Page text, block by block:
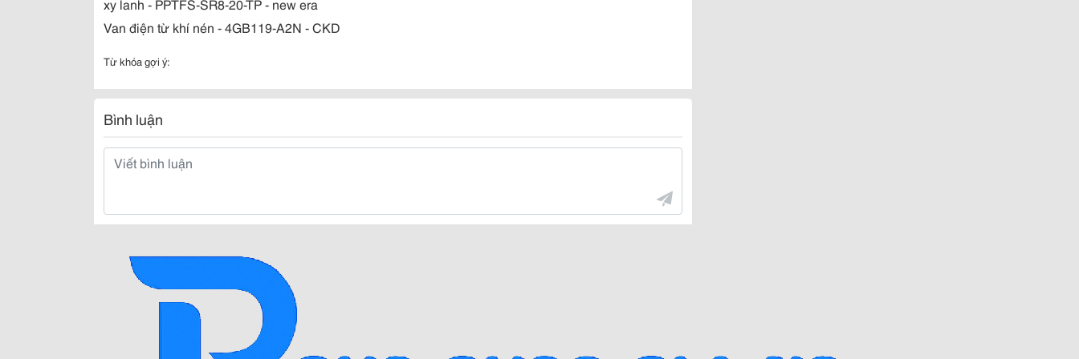
Van điện từ khí nén - 4GB119-A2N - CKD
Từ khóa gợi ý:
Bình luận